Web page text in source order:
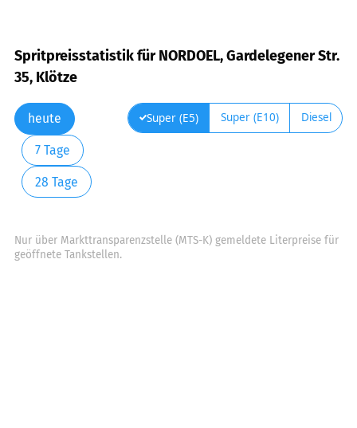
Spritpreisstatistik für NORDOEL, Gardelegener Str.
35, Klötze
heute
7 Tage
28 Tage
Super (E5) Super (E10) Diesel
Nur über Markttransparenzstelle (MTS-K) gemeldete Literpreise für
geöffnete Tankstellen.